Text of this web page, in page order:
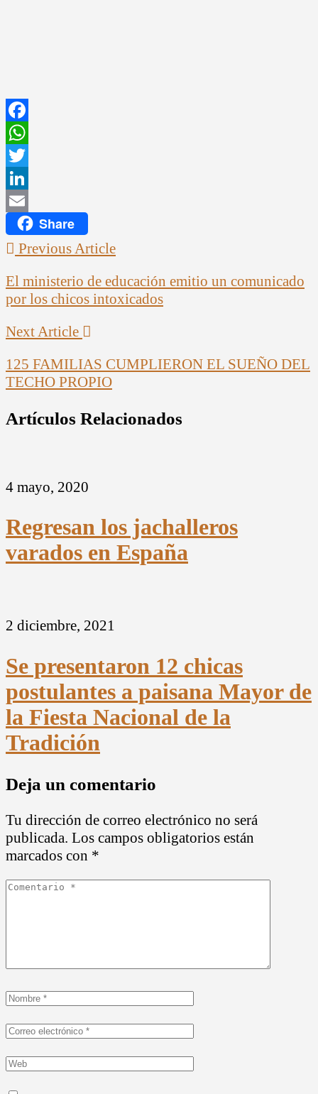
Facebook
WhatsApp
Twitter
LinkedIn
EmailShare
Previous Article
El ministerio de educación emitio un comunicado
por los chicos intoxicados
Next Article
125 FAMILIAS CUMPLIERON EL SUEÑO DEL
TECHO PROPIO
Artículos Relacionados
4 mayo, 2020
Regresan los jachalleros
varados en España
2 diciembre, 2021
Se presentaron 12 chicas
postulantes a paisana Mayor de
la Fiesta Nacional de la
Tradición
Deja un comentario
Tu dirección de correo electrónico no será
publicada. Los campos obligatorios están
marcados con *
Comentario
Nombre
Correo
*
Web